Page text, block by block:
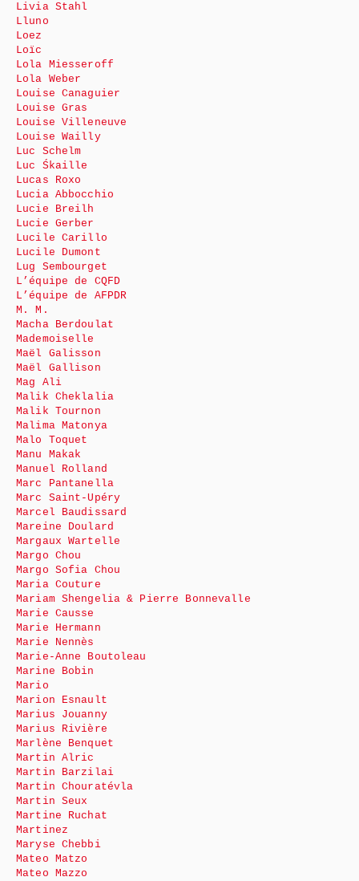
Livia Stahl
Lluno
Loez
Loïc
Lola Miesseroff
Lola Weber
Louise Canaguier
Louise Gras
Louise Villeneuve
Louise Wailly
Luc Schelm
Luc Śkaille
Lucas Roxo
Lucia Abbocchio
Lucie Breilh
Lucie Gerber
Lucile Carillo
Lucile Dumont
Lug Sembourget
L’équipe de CQFD
L’équipe de AFPDR
M. M.
Macha Berdoulat
Mademoiselle
Maël Galisson
Maël Gallison
Mag Ali
Malik Cheklalia
Malik Tournon
Malima Matonya
Malo Toquet
Manu Makak
Manuel Rolland
Marc Pantanella
Marc Saint-Upéry
Marcel Baudissard
Mareine Doulard
Margaux Wartelle
Margo Chou
Margo Sofia Chou
Maria Couture
Mariam Shengelia & Pierre Bonnevalle
Marie Causse
Marie Hermann
Marie Nennès
Marie-Anne Boutoleau
Marine Bobin
Mario
Marion Esnault
Marius Jouanny
Marius Rivière
Marlène Benquet
Martin Alric
Martin Barzilai
Martin Chouratévla
Martin Seux
Martine Ruchat
Martinez
Maryse Chebbi
Mateo Matzo
Mateo Mazzo